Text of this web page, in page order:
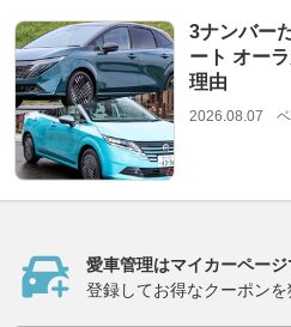
3ナンバー
ート オー
理由
2026.08.07
愛車管理はマイカーページ
登録してお得なクーポンを